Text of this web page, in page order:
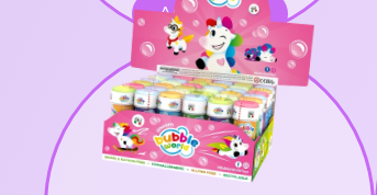
ACQUISTA